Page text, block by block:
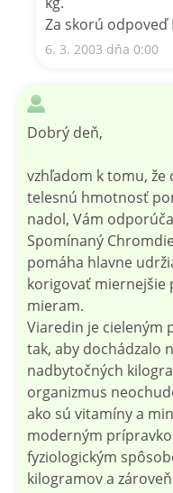
Za skorú odpoveď
6. 3. 2003 dňa 0:00
Dobrý deň,
vzhľadom k tomu,
telesnú hmotnosť
nadol, Vám
Spomínaný
pomáha hlavne
korigovať miernejšie
mieram.
Viaredin je cieleným
tak, aby dochádzalo
nadbytočných
organizmus
ako sú vitamíny a
moderným
fyziologickým
kilogramov a